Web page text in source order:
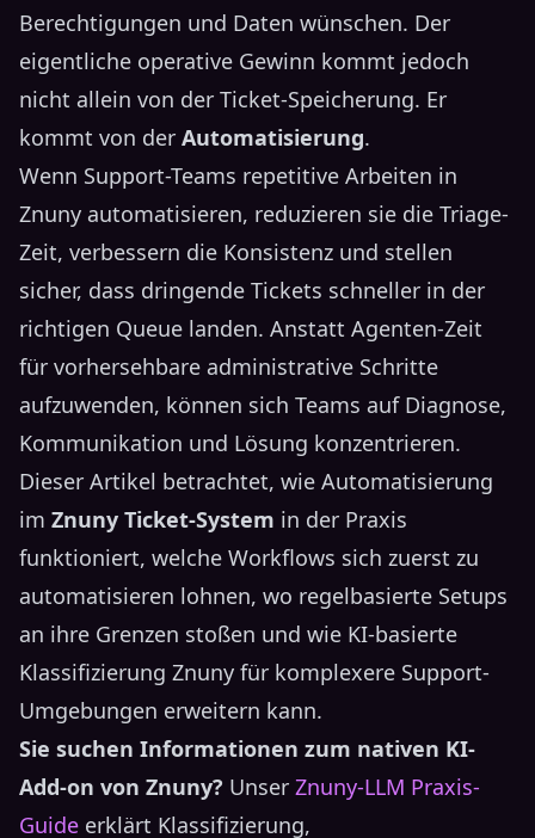
Berechtigungen und Daten wünschen. Der
eigentliche operative Gewinn kommt jedoch
nicht allein von der Ticket-Speicherung. Er
kommt von der Automatisierung.
Wenn Support-Teams repetitive Arbeiten in
Znuny automatisieren, reduzieren sie die Triage-
Zeit, verbessern die Konsistenz und stellen
sicher, dass dringende Tickets schneller in der
richtigen Queue landen. Anstatt Agenten-Zeit
für vorhersehbare administrative Schritte
aufzuwenden, können sich Teams auf Diagnose,
Kommunikation und Lösung konzentrieren.
Dieser Artikel betrachtet, wie Automatisierung
im Znuny Ticket-System in der Praxis
funktioniert, welche Workflows sich zuerst zu
automatisieren lohnen, wo regelbasierte Setups
an ihre Grenzen stoßen und wie KI-basierte
Klassifizierung Znuny für komplexere Support-
Umgebungen erweitern kann.
Sie suchen Informationen zum nativen KI-
Add-on von Znuny? Unser Znuny-LLM Praxis-
Guide erklärt Klassifizierung,